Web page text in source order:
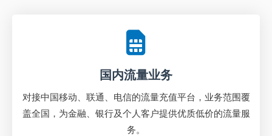
国内流量业务
对接中国移动、联通、电信的流量充值平台，业务范围覆
盖全国，为金融、银行及个人客户提供优质低价的流量服
务。